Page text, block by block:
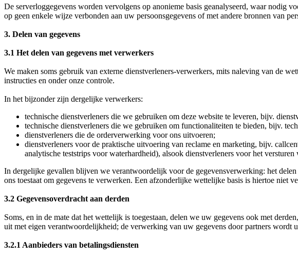
De serverloggegevens worden vervolgens op anonieme basis geanalyseerd, waar nodig
op geen enkele wijze verbonden aan uw persoonsgegevens of met andere bronnen van
3. Delen van gegevens
3.1 Het delen van gegevens met verwerkers
We maken soms gebruik van externe dienstverleners-verwerkers, mits naleving van de
instructies en onder onze controle.
In het bijzonder zijn dergelijke verwerkers:
technische dienstverleners die we gebruiken om deze website te leveren, bijv.
technische dienstverleners die we gebruiken om functionaliteiten te bieden, bijv.
dienstverleners die de orderverwerking voor ons uitvoeren;
dienstverleners voor de praktische uitvoering van reclame en marketing, bijv.
analytische teststrips voor waterhardheid), alsook dienstverleners voor het versturen
In dergelijke gevallen blijven we verantwoordelijk voor de gegevensverwerking: het
ons toestaat om gegevens te verwerken. Een afzonderlijke wettelijke basis is hiertoe niet
3.2 Gegevensoverdracht aan derden
Soms, en in de mate dat het wettelijk is toegestaan, delen we uw gegevens ook met
uit met eigen verantwoordelijkheid; de verwerking van uw gegevens door partners wordt
3.2.1 Aanbieders van betalingsdiensten